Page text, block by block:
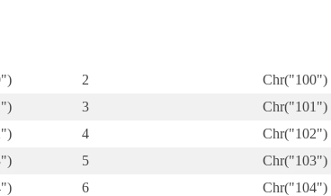
2 Chr("100")
3 Chr("101")
4 Chr("102")
5 Chr("103")
6 Chr("104")